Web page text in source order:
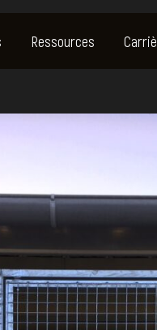
Ressources